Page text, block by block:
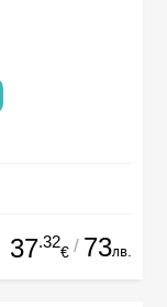
37.32
€ / 73лв.